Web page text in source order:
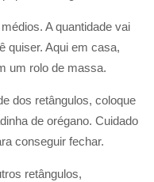
A quantidade vai
quiser. Aqui em casa,
um rolo de massa.
dos retângulos, coloque
de orégano. Cuidado
conseguir fechar.
retângulos,